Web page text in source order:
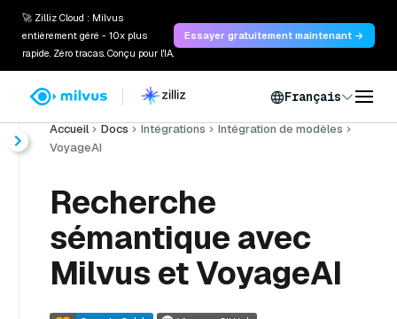
🚀 Zilliz Cloud : Milvus
entièrement géré - 10x plus
rapide. Zéro tracas. Conçu pour l'IA.
Essayer gratuitement maintenant →
Français
Accueil Docs Intégrations
Intégration de modèles
VoyageAI
Recherche
sémantique avec
Milvus et VoyageAI